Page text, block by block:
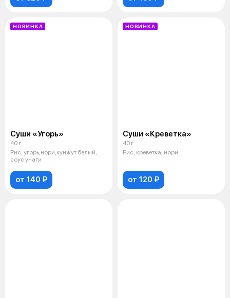
НОВИНКА
Суши «Угорь»
40 г
Рис, угорь,нори,кунжут белый,
соус унаги
от 140 ₽
НОВИНКА
Суши «Креветка»
40 г
Рис, креветка, нори
от 120 ₽